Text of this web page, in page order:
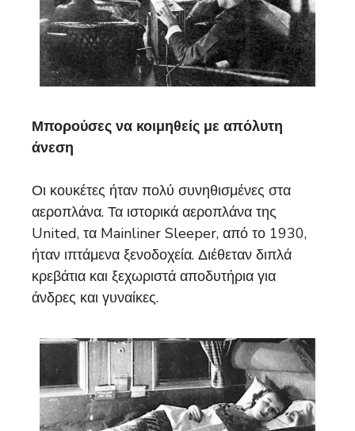
Μπορούσες να κοιμηθείς με απόλυτη
άνεση
Οι κουκέτες ήταν πολύ συνηθισμένες στα
αεροπλάνα. Τα ιστορικά αεροπλάνα της
United, τα Mainliner Sleeper, από το 1930,
ήταν ιπτάμενα ξενοδοχεία. Διέθεταν διπλά
κρεβάτια και ξεχωριστά αποδυτήρια για
άνδρες και γυναίκες.